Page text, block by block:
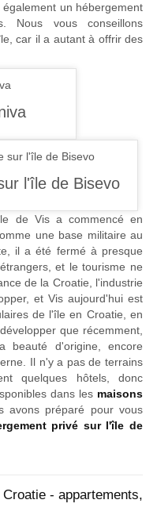
un hébergement
Nous vous conseillons
car il a autant à offrir des
de Vis a commencé en
une base militaire au
il a été fermé à presque
et le tourisme ne
de la Croatie, l'industrie
et Vis aujourd'hui est
de l'île en Croatie, en
que récemment,
beauté d'origine, encore
Il n'y a pas de terrains
quelques hôtels, donc
dans les maisons
avons préparé pour vous
privé sur l'île de
- appartements,